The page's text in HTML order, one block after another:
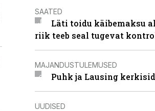
SAATED
Läti toidu käibemaksu
riik teeb seal tugevat
MAJANDUSTULEMUSED
Puhk ja Lausing
UUDISED